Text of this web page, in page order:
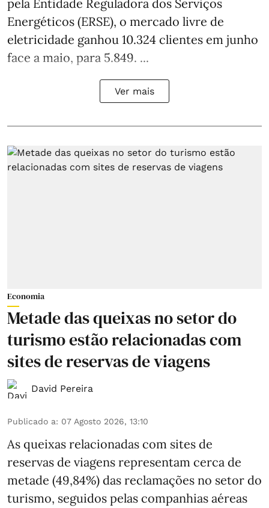
pela Entidade Reguladora dos Serviços
Energéticos (ERSE), o mercado livre de
eletricidade ganhou 10.324 clientes em junho
face a maio, para 5.849. ...
Ver mais
Economia
Metade das queixas no setor do
turismo estão relacionadas com
sites de reservas de viagens
David Pereira
Publicado a: 07 Agosto 2026, 13:10
As queixas relacionadas com sites de
reservas de viagens representam cerca de
metade (49,84%) das reclamações no setor do
turismo, seguidos pelas companhias aéreas